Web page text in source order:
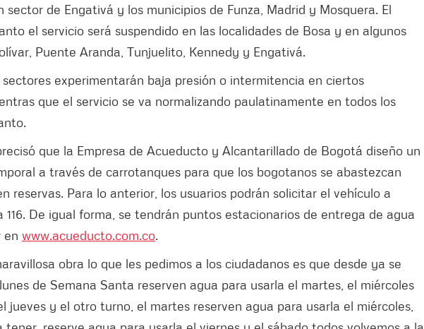
sector de Engativá y los municipios de Funza, Madrid y Mosquera. El
el servicio será suspendido en las localidades de Bosa y en algunos
Puente Aranda, Tunjuelito, Kennedy y Engativá.
experimentarán baja presión o intermitencia en ciertos
que el servicio se va normalizando paulatinamente en todos los
que la Empresa de Acueducto y Alcantarillado de Bogotá diseño un
a través de carrotanques para que los bogotanos se abastezcan
reservas. Para lo anterior, los usuarios podrán solicitar el vehículo a
De igual forma, se tendrán puntos estacionarios de entrega de agua
en www.acueducto.com.co.
obra lo que les pedimos a los ciudadanos es que desde ya se
de Semana Santa reserven agua para usarla el martes, el miércoles
jueves y el otro turno, el martes reserven agua para usarla el miércoles,